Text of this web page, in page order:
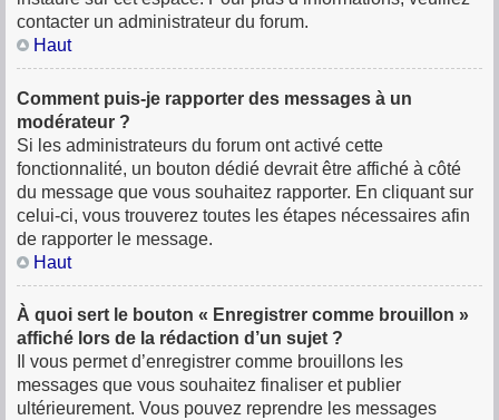
contacter un administrateur du forum.
Haut
Comment puis-je rapporter des messages à un
modérateur ?
Si les administrateurs du forum ont activé cette
fonctionnalité, un bouton dédié devrait être affiché à côté
du message que vous souhaitez rapporter. En cliquant sur
celui-ci, vous trouverez toutes les étapes nécessaires afin
de rapporter le message.
Haut
À quoi sert le bouton « Enregistrer comme brouillon »
affiché lors de la rédaction d’un sujet ?
Il vous permet d’enregistrer comme brouillons les
messages que vous souhaitez finaliser et publier
ultérieurement. Vous pouvez reprendre les messages